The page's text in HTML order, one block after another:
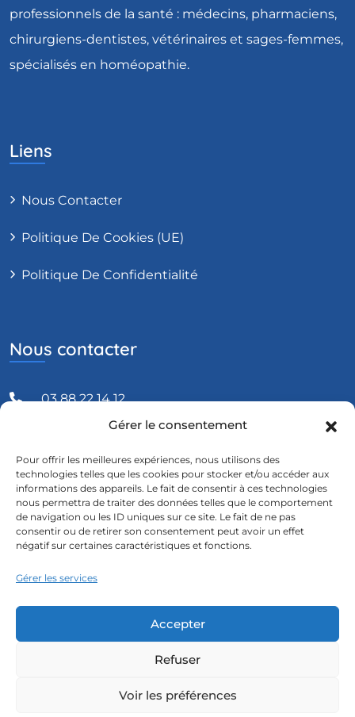
Gérer le consentement
Pour offrir les meilleures expériences, nous utilisons des
technologies telles que les cookies pour stocker et/ou accéder aux
informations des appareils. Le fait de consentir à ces technologies
nous permettra de traiter des données telles que le comportement
de navigation ou les ID uniques sur ce site. Le fait de ne pas
consentir ou de retirer son consentement peut avoir un effet
négatif sur certaines caractéristiques et fonctions.
Gérer les services
Accepter
Refuser
Voir les préférences
professionnels de la santé : médecins, pharmaciens,
chirurgiens-dentistes, vétérinaires et sages-femmes,
spécialisés en homéopathie.
Liens
Nous Contacter
Politique De Cookies (UE)
Politique De Confidentialité
Nous contacter
03 88 22 14 12
5, Place des Halles 67000 Strasbourg